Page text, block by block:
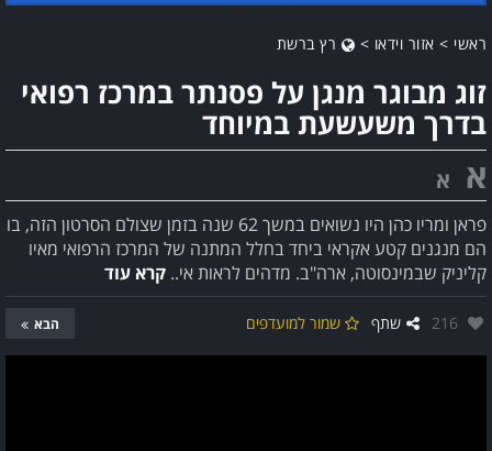
ראשי > אזור וידאו > רץ ברשת
זוג מבוגר מנגן על פסנתר במרכז רפואי
בדרך משעשעת במיוחד
א א
פראן ומריו כהן היו נשואים במשך 62 שנה בזמן שצולם הסרטון הזה, בו
הם מנגנים קטע אקראי ביחד בחלל המתנה של המרכז הרפואי מאיו
קליניק שבמינסוטה, ארה"ב. מדהים לראות אי.. קרא עוד
אהבו:
216 שתף שמור למועדפים הבא